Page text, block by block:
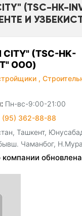
(TSC-HK-
И
CITY" (TSC-HK-
ООО)
,
Пн-вс-9:00-21:00
(95) 362-88-88
Ташкент,
Чаманбог,